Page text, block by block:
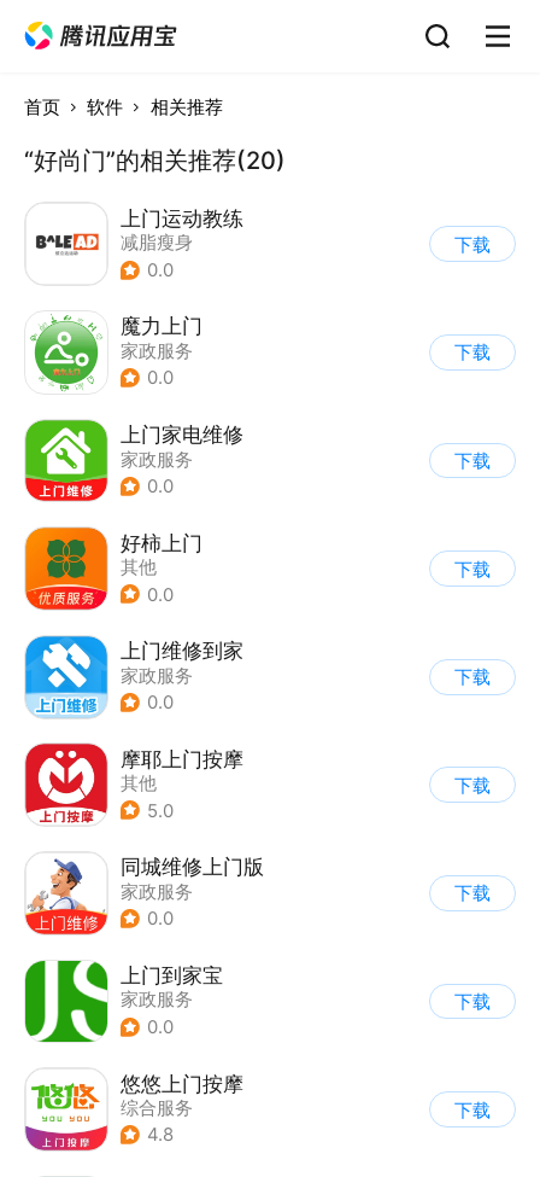
首页 软件 相关推荐
“好尚门”的相关推荐(20)
上门运动教练
减脂瘦身
0.0
下载
魔力上门
家政服务
0.0
下载
上门家电维修
家政服务
0.0
下载
好柿上门
其他
0.0
下载
上门维修到家
家政服务
0.0
下载
摩耶上门按摩
其他
5.0
下载
同城维修上门版
家政服务
0.0
下载
上门到家宝
家政服务
0.0
下载
悠悠上门按摩
综合服务
4.8
下载